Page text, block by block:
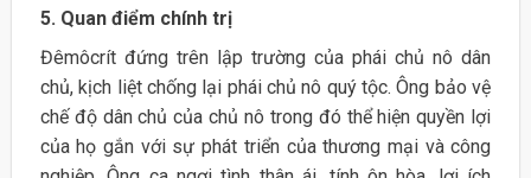
5. Quan điểm chính trị
Đêmôcrít đứng trên lập trường của phái chủ nô dân
chủ, kịch liệt chống lại phái chủ nô quý tộc. Ông bảo vệ
chế độ dân chủ của chủ nô trong đó thể hiện quyền lợi
của họ gắn với sự phát triển của thương mại và công